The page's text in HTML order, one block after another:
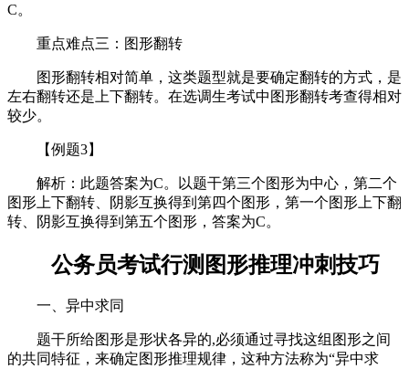
C。
重点难点三：图形翻转
图形翻转相对简单，这类题型就是要确定翻转的方式，是
左右翻转还是上下翻转。在选调生考试中图形翻转考查得相对
较少。
【例题3】
解析：此题答案为C。以题干第三个图形为中心，第二个
图形上下翻转、阴影互换得到第四个图形，第一个图形上下翻
转、阴影互换得到第五个图形，答案为C。
公务员考试行测图形推理冲刺技巧
一、异中求同
题干所给图形是形状各异的,必须通过寻找这组图形之间
的共同特征，来确定图形推理规律，这种方法称为“异中求